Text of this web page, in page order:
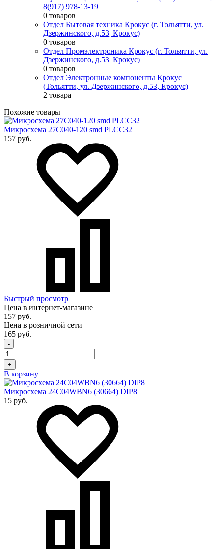
8(917) 978-13-19
0 товаров
Отдел Бытовая техника Крокус (г. Тольятти, ул.
Дзержинского, д.53, Крокус)
0 товаров
Отдел Промэлектроника Крокус (г. Тольятти, ул.
Дзержинского, д.53, Крокус)
0 товаров
Отдел Электронные компоненты Крокус
(Тольятти, ул. Дзержинского, д.53, Крокус)
2 товара
Похожие товары
Микросхема 27C040-120 smd PLCC32
157 руб.
Быстрый просмотр
Цена в интернет-магазине
157 руб.
Цена в розничной сети
165 руб.
-
+
В корзину
Микросхема 24C04WBN6 (30664) DIP8
15 руб.